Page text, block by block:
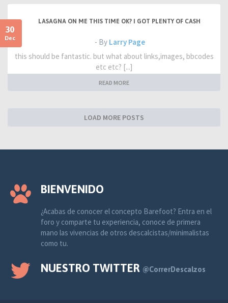
30
Dec
LASAGNA ON ME THIS TIME OK? I GOT PLENTY OF CASH
- By Larry Page
this should be fantastic. but what about links,images, bbcodes
etc etc? [...]
READ MORE
LOAD MORE POSTS
BIENVENIDO
¿Acabas de conocer el concepto Barefoot? Entra en el
foro y comparte tu experiencia, conoce de primera
mano las vivencias de otros descalcistas/minimalistas
como tu.
NUESTRO TWITTER @CorrerDescalzos